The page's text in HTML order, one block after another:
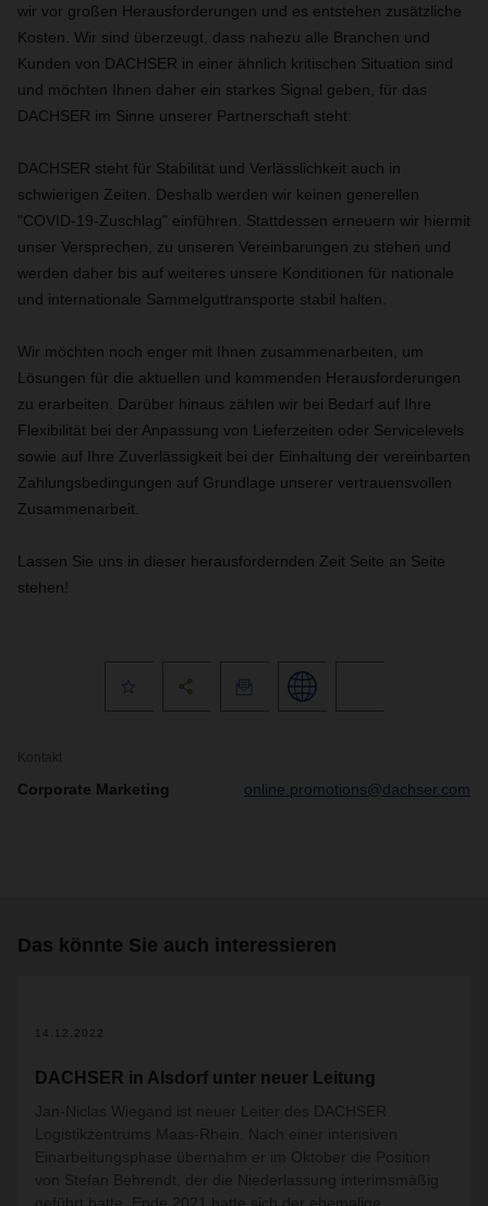
wir vor großen Herausforderungen und es entstehen zusätzliche
Kosten. Wir sind überzeugt, dass nahezu alle Branchen und
Kunden von DACHSER in einer ähnlich kritischen Situation sind
und möchten Ihnen daher ein starkes Signal geben, für das
DACHSER im Sinne unserer Partnerschaft steht:
DACHSER steht für Stabilität und Verlässlichkeit auch in
schwierigen Zeiten. Deshalb werden wir keinen generellen
"COVID-19-Zuschlag" einführen. Stattdessen erneuern wir hiermit
unser Versprechen, zu unseren Vereinbarungen zu stehen und
werden daher bis auf weiteres unsere Konditionen für nationale
und internationale Sammelguttransporte stabil halten.
Wir möchten noch enger mit Ihnen zusammenarbeiten, um
Lösungen für die aktuellen und kommenden Herausforderungen
zu erarbeiten. Darüber hinaus zählen wir bei Bedarf auf Ihre
Flexibilität bei der Anpassung von Lieferzeiten oder Servicelevels
sowie auf Ihre Zuverlässigkeit bei der Einhaltung der vereinbarten
Zahlungsbedingungen auf Grundlage unserer vertrauensvollen
Zusammenarbeit.
Lassen Sie uns in dieser herausfordernden Zeit Seite an Seite
stehen!
Kontakt
Corporate Marketing online.promotions@dachser.com
Das könnte Sie auch interessieren
14.12.2022
DACHSER in Alsdorf unter neuer Leitung
Jan-Niclas Wiegand
ist neuer Leiter des DACHSER
Logistikzentrums Maas-Rhein. Nach einer intensiven
Einarbeitungsphase übernahm er im Oktober die Position
von Stefan Behrendt, der die Niederlassung interimsmäßig